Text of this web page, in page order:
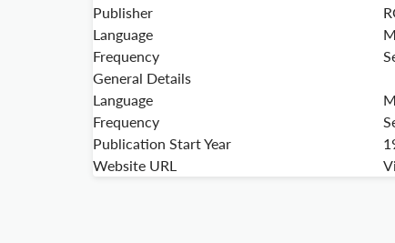
Publisher
Language
Frequency
General Details
Language
Frequency
Publication Start Year
Website URL